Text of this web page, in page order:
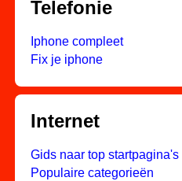
Telefonie
Iphone compleet
Fix je iphone
Internet
Gids naar top startpagina's
Populaire categorieën